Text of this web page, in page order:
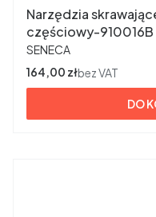
Narzędzia
częściowy-910016B
PRODUCENT
SENECA
Cena
164,00 złbez VAT
DO